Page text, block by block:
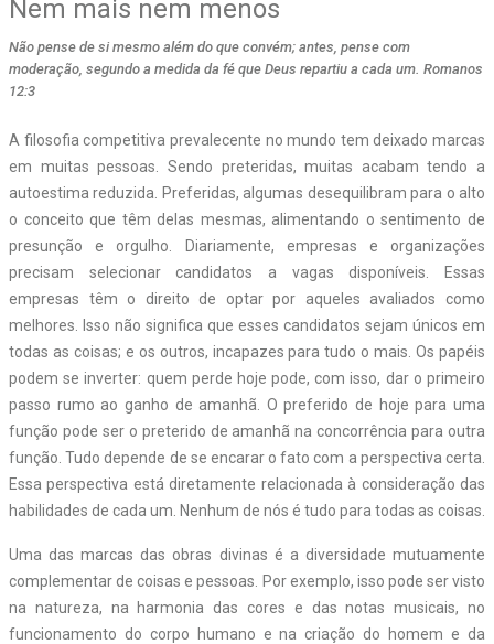
Nem mais nem menos
Não pense de si mesmo além do que convém; antes, pense com
moderação, segundo a medida da fé que Deus repartiu a cada um. Romanos
12:3
A filosofia competitiva prevalecente no mundo tem deixado marcas
em muitas pessoas. Sendo preteridas, muitas acabam tendo a
autoestima reduzida. Preferidas, algumas desequilibram para o alto
o conceito que têm delas mesmas, alimentando o sentimento de
presunção e orgulho. Diariamente, empresas e organizações
precisam selecionar candidatos a vagas disponíveis. Essas
empresas têm o direito de optar por aqueles avaliados como
melhores. Isso não significa que esses candidatos sejam únicos em
todas as coisas; e os outros, incapazes para tudo o mais. Os papéis
podem se inverter: quem perde hoje pode, com isso, dar o primeiro
passo rumo ao ganho de amanhã. O preferido de hoje para uma
função pode ser o preterido de amanhã na concorrência para outra
função. Tudo depende de se encarar o fato com a perspectiva certa.
Essa perspectiva está diretamente relacionada à consideração das
habilidades de cada um. Nenhum de nós é tudo para todas as coisas.
Uma das marcas das obras divinas é a diversidade mutuamente
complementar de coisas e pessoas. Por exemplo, isso pode ser visto
na natureza, na harmonia das cores e das notas musicais, no
funcionamento do corpo humano e na criação do homem e da